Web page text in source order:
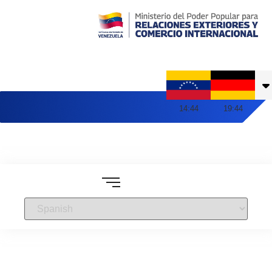
14:44 19:44